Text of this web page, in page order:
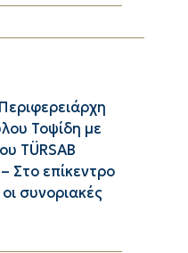
Τοψίδη με
TÜRSAB
Στο επίκεντρο
συνοριακές